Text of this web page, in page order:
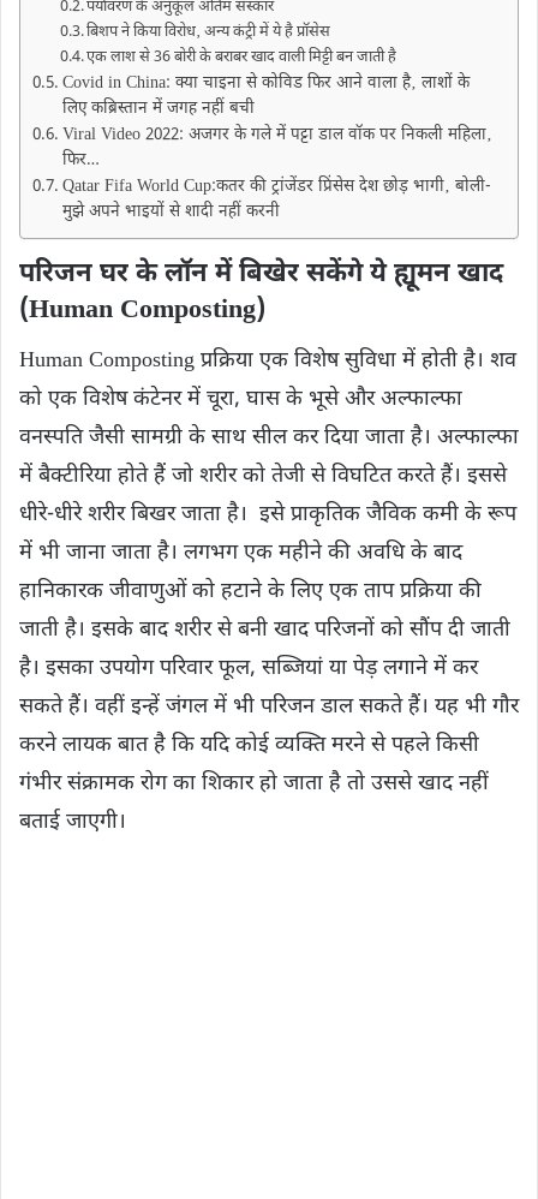
पर्यावरण के अनुकूल अंतिम संस्कार
बिशप ने किया विरोध‚ अन्य कंट्री में ये है प्रॉसेस
एक लाश से 36 बोरी के बराबर खाद वाली मिट्टी बन जाती है
Covid in China: क्या चाइना से कोविड फिर आने वाला है‚ लाशों के
लिए कब्रिस्तान में जगह नहीं बची
Viral Video 2022: अजगर के गले में पट्टा डाल वॉक पर निकली महिला‚
फिर…
Qatar Fifa World Cup:कतर की ट्रांजेंडर प्रिंसेस देश छोड़ भागी‚ बोली-
मुझे अपने भाइयों से शादी नहीं करनी
परिजन घर के लॉन में बिखेर सकेंगे ये ह्यूमन खाद
(Human Composting)
Human Composting प्रक्रिया एक विशेष सुविधा में होती है। शव
को एक विशेष कंटेनर में चूरा, घास के भूसे और अल्फाल्फा
वनस्पति जैसी सामग्री के साथ सील कर दिया जाता है। अल्फाल्फा
में बैक्टीरिया होते हैं जो शरीर को तेजी से विघटित करते हैं। इससे
धीरे-धीरे शरीर बिखर जाता है। इसे प्राकृतिक जैविक कमी के रूप
में भी जाना जाता है। लगभग एक महीने की अवधि के बाद
हानिकारक जीवाणुओं को हटाने के लिए एक ताप प्रक्रिया की
जाती है। इसके बाद शरीर से बनी खाद परिजनों को सौंप दी जाती
है। इसका उपयोग परिवार फूल, सब्जियां या पेड़ लगाने में कर
सकते हैं। वहीं इन्हें जंगल में भी परिजन डाल सकते हैं। यह भी गौर
करने लायक बात है कि यदि कोई व्यक्ति मरने से पहले किसी
गंभीर संक्रामक रोग का शिकार हो जाता है तो उससे खाद नहीं
बताई जाएगी।